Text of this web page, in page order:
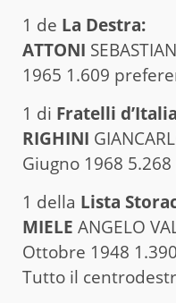
1 de La Destra:
ATTONI
1965 1.609
1 di Fratelli
RIGHINI
Giugno 1968
1 della Lista
MIELE ANGELO
Ottobre 1948
Tutto il